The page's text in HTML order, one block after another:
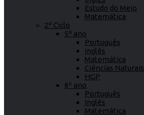
Estudo do Meio
Matemática
2º Ciclo
5º ano
Português
Inglês
Matemática
Ciências Naturais
HGP
6º ano
Português
Inglês
Matemática